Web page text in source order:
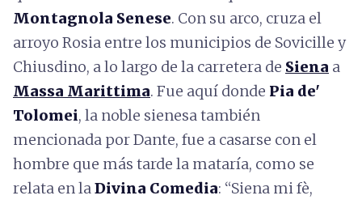
Montagnola Senese. Con su arco, cruza el
arroyo Rosia entre los municipios de Sovicille y
Chiusdino, a lo largo de la carretera de Siena a
Massa Marittima. Fue aquí donde Pia de'
Tolomei, la noble sienesa también
mencionada por Dante, fue a casarse con el
hombre que más tarde la mataría, como se
relata en laDivina Comedia: “Siena mi fè,